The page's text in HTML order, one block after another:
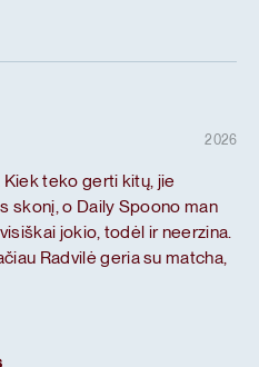
kolageno peptidai.
2026
teko gerti kitų, jie
skonį, o Daily Spoono man
jokio, todėl ir neerzina.
Radvilė geria su matcha,